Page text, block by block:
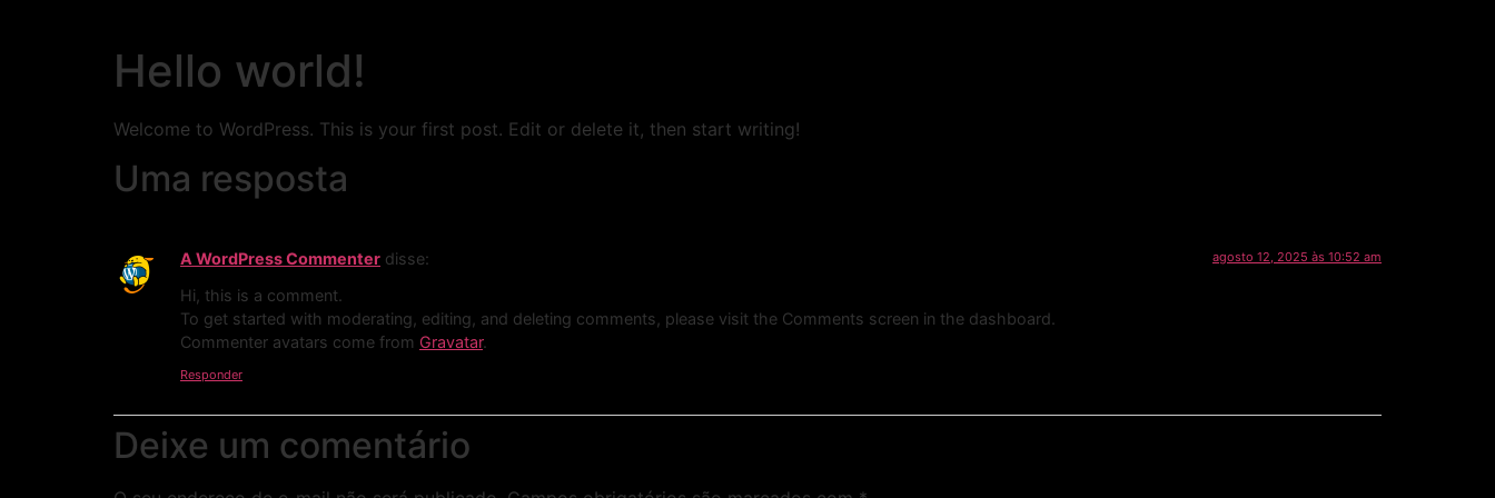
Hello world!
Welcome to WordPress. This is your first post. Edit or delete it, then start writing!
Uma resposta
A WordPress Commenter disse: agosto 12, 2025 às 10:52 am
Hi, this is a comment.
To get started with moderating, editing, and deleting comments, please visit the Comments screen in the dashboard.
Commenter avatars come from Gravatar.
Responder
Deixe um comentário